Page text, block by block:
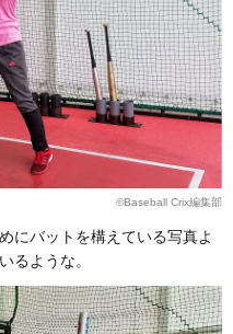
©Baseball Crix編集部
にバットを構えている写真よ
るような。